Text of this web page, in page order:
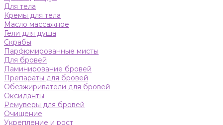
Для тела
Кремы для тела
Масло массажное
Гели для душа
Скрабы
Парфюмированные мисты
Для бровей
Ламинирование бровей
Препараты для бровей
Обезжириватели для бровей
Оксиданты
Ремуверы для бровей
Очищение
Укрепление и рост